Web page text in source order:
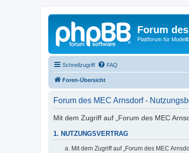
Forum
Plattforum für
Schnellzugriff FAQ
Foren-Übersicht
Forum des MEC Arnsdorf -
Mit dem Zugriff auf „Forum des MEC
1. NUTZUNGSVERTRAG
Mit dem Zugriff auf „Forum des MEC